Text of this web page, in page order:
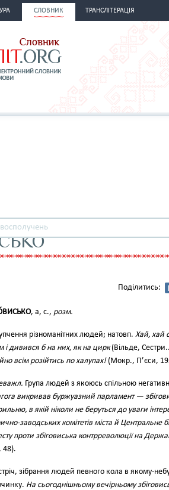
СЛОВНИК ТРАНСЛІТЕРАЦІЯ
Поділитись:
, а, с., розм.
різноманітних людей; натовп. Хай, хай
і дивився б на них, як на цирк(Вільде,
всім розійтись по халупах!(Мокр., П’єси,
Група людей з якоюсь спільною
викривав буржуазний парламент —
в якій ніколи не беруться до уваги
заводських комітетів міста й Центральне
проти збіговиська контрреволюції на
48).
зібрання людей певного кола в якому-
На сьогоднішньому вечірньому